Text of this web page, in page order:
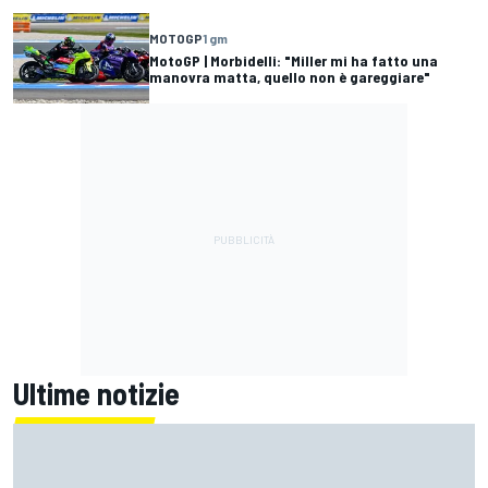
MOTOGP1 gm
MotoGP | Morbidelli: "Miller mi ha fatto una
manovra matta, quello non è gareggiare"
Ultime notizie